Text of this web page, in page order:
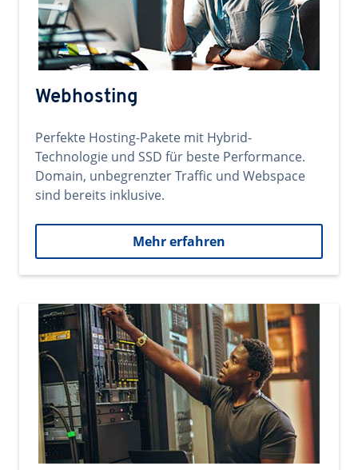
Webhosting
Perfekte Hosting-Pakete mit Hybrid-
Technologie und SSD für beste Performance.
Domain, unbegrenzter Traffic und Webspace
sind bereits inklusive.
Mehr erfahren